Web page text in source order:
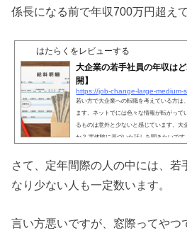
係長になる前で年収700万円超え
はたらくをレビューする
大企業の若手社員の年収は
開】
若い方で大企業への転職を考えている方は
ます。ネットでには色々な情報が転がっ
るものは意外と少ないと感じています。大
か？ 実体験に基づいた話しを聞きたいで
大企業の若手社員です。当時の給与明細も
記事を読むことで、大企業の若手社員の年
さて、定年間際の人の中には、若
なり少ない人も一定数います。
言い方悪いですが、窓際ってやつ